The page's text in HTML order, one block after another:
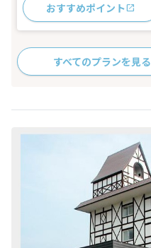
おすすめポイント
すべてのプランを見る